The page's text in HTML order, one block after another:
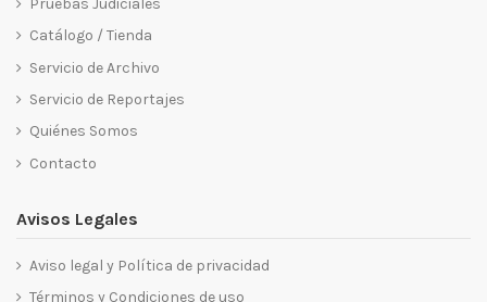
Catálogo / Tienda
Servicio de Archivo
Servicio de Reportajes
Quiénes Somos
Contacto
Avisos Legales
Aviso legal y Política de privacidad
Términos y Condiciones de uso